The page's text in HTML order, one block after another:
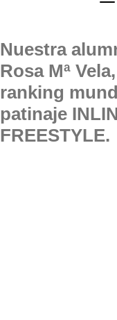
Nuestra
Rosa Mª
ranking
patinaje
FREESTYLE.